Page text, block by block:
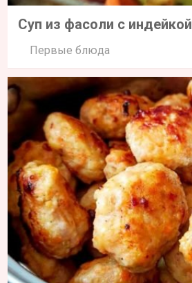
Суп из фасоли с индейкой
Первые блюда